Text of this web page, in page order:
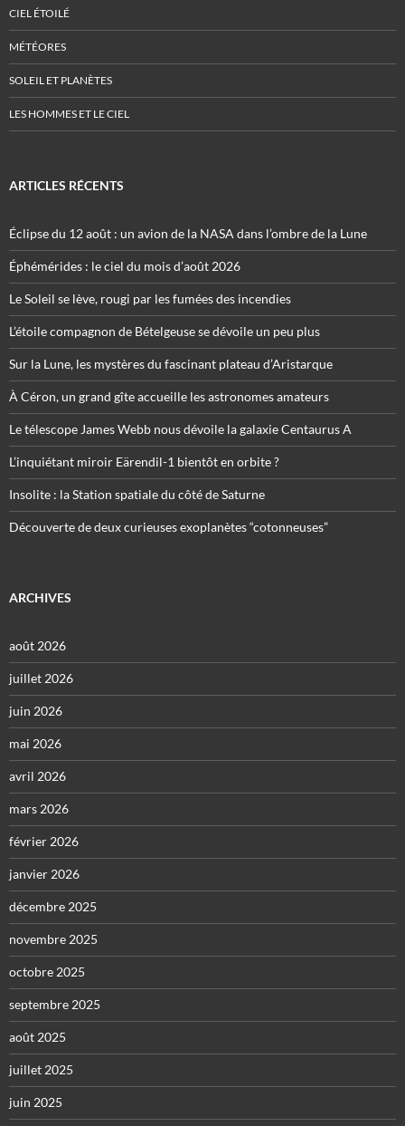
CIEL ÉTOILÉ
MÉTÉORES
SOLEIL ET PLANÈTES
LES HOMMES ET LE CIEL
ARTICLES RÉCENTS
Éclipse du 12 août : un avion de la NASA dans l’ombre de la Lune
Éphémérides : le ciel du mois d’août 2026
Le Soleil se lève, rougi par les fumées des incendies
L’étoile compagnon de Bételgeuse se dévoile un peu plus
Sur la Lune, les mystères du fascinant plateau d’Aristarque
À Céron, un grand gîte accueille les astronomes amateurs
Le télescope James Webb nous dévoile la galaxie Centaurus A
L’inquiétant miroir Eärendil-1 bientôt en orbite ?
Insolite : la Station spatiale du côté de Saturne
Découverte de deux curieuses exoplanètes “cotonneuses”
ARCHIVES
août 2026
juillet 2026
juin 2026
mai 2026
avril 2026
mars 2026
février 2026
janvier 2026
décembre 2025
novembre 2025
octobre 2025
septembre 2025
août 2025
juillet 2025
juin 2025